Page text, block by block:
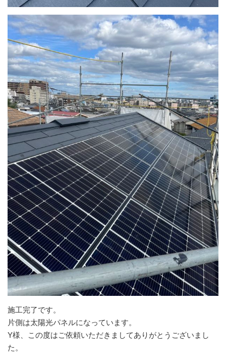
施工完了です。
片側は太陽光パネルになっています。
Y様、この度はご依頼いただきましてありがとうございまし
た。